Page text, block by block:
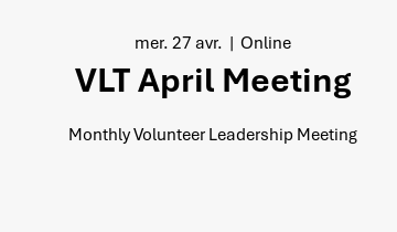
mer. 27 avr.
  |
Online
VLT April Meeting
Monthly Volunteer Leadership Meeting